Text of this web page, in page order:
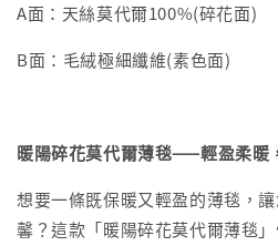
A面：天絲莫代爾100%(碎花面)
B面：毛絨極細纖維(素色面)
暖陽碎花莫代爾薄毯——輕盈柔暖
想要一條既保暖又輕盈的薄毯，
馨？這款「暖陽碎花莫代爾薄毯